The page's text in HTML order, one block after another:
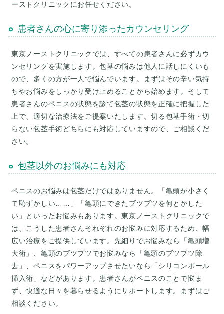
ーストクリニックにお任せください。
患者さんの心に寄り添ったカウンセリング
東京ノーストクリニックでは、すべての患者さんに必ずカウ
ンセリングを実施します。包茎の悩みは他人に話しにくいも
ので、多くの方が一人で悩んでいます。まずはその辛い気持
ちやお悩みをしっかり受け止めることから始めます。そして
患者さんのペニスの状態を診て包茎の状態を正確に把握した
上で、適切な治療法をご提案いたします。切る包茎手術・切
らない包茎手術どちらにも対応していますので、ご相談くだ
さい。
包茎以外のお悩みにも対応
ペニスのお悩みは包茎だけではありません。「亀頭が小さく
て恥ずかしい……」「亀頭にできたブツブツを何とかした
い」といったお悩みもあります。東京ノーストクリニックで
は、こうした患者さんそれぞれのお悩みに対応するため、幅
広い治療をご提供しています。先細りでお悩みなら「亀頭増
大術」、亀頭のブツブツでお悩みなら「亀頭のブツブツ除
去」、ペニスをパワーアップさせたいなら「シリコンボール
挿入術」などがあります。患者さんがペニスのことで悩ま
ず、快適な日々を暮らせるようにサポートします。まずはご
相談ください。